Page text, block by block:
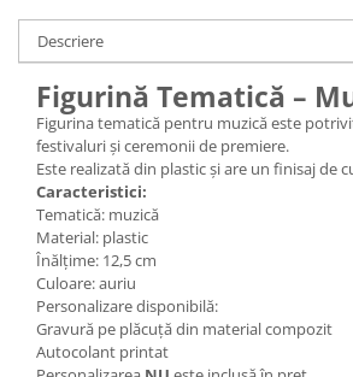
Descriere
Figurină Tematică –
Figurina tematică pentru muzică este
festivaluri și ceremonii de premiere.
Este realizată din plastic și are un finisaj de
Caracteristici:
Tematică: muzică
Material: plastic
Înălțime: 12,5 cm
Culoare: auriu
Personalizare disponibilă:
Gravură pe plăcuță din material compozit
Autocolant printat